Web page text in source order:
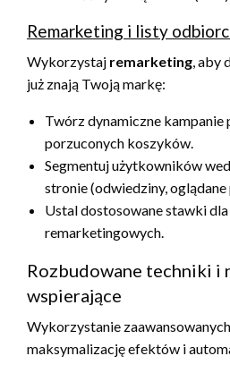
Remarketing i listy
Wykorzystaj remarketing, aby
już znają Twoją markę:
Twórz dynamiczne
porzuconych koszyków.
Segmentuj użytkowników
stronie (odwiedziny,
Ustal dostosowane stawki
remarketingowych.
Rozbudowane techniki i
wspierające
Wykorzystanie
maksymalizację efektów i